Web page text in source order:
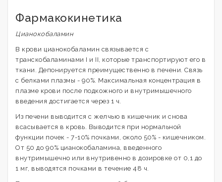
Фармакокинетика
Цианокобаламин
В крови цианокобаламин связывается с
транскобаламинами I и II, которые транспортируют его в
ткани. Депонируется преимущественно в печени. Связь
с белками плазмы - 90%. Максимальная концентрация в
плазме крови после подкожного и внутримышечного
введения достигается через 1 ч.
Из печени выводится с желчью в кишечник и снова
всасывается в кровь. Выводится при нормальной
функции почек - 7-10% почками, около 50% - кишечником.
От 50 до 90% цианокобаламина, введенного
внутримышечно или внутривенно в дозировке от 0,1 до
1 мг, выводятся почками в течение 48 ч.